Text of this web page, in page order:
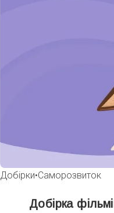
Добірки•Саморозвиток
Добірка